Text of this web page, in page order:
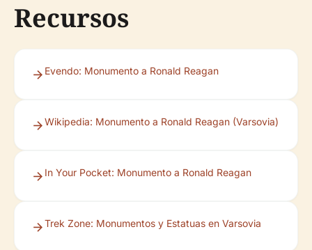
Recursos
Evendo: Monumento a Ronald Reagan
Wikipedia: Monumento a Ronald Reagan (Varsovia)
In Your Pocket: Monumento a Ronald Reagan
Trek Zone: Monumentos y Estatuas en Varsovia